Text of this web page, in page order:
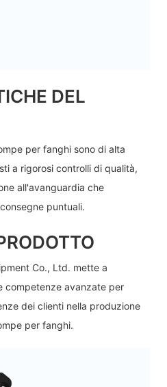
DEL
per fanghi sono di alta
a rigorosi controlli di qualità,
all'avanguardia che
puntuali.
Co., Ltd. mette a
competenze avanzate per
dei clienti nella produzione
per fanghi.